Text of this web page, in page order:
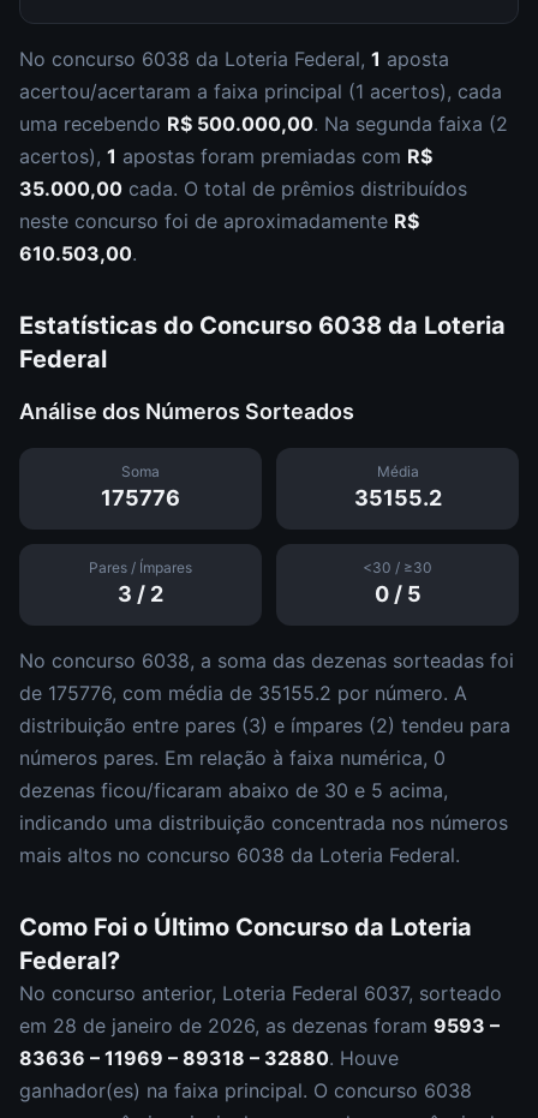
No concurso 6038 da Loteria Federal, 1 aposta
acertou/acertaram a faixa principal (1 acertos), cada
uma recebendo R$ 500.000,00. Na segunda faixa (2
acertos), 1 apostas foram premiadas com R$
35.000,00 cada. O total de prêmios distribuídos
neste concurso foi de aproximadamente R$
610.503,00.
Estatísticas do Concurso 6038 da Loteria
Federal
Análise dos Números Sorteados
Soma
175776
Média
35155.2
Pares / Ímpares
3 / 2
<30 / ≥30
0/ 5
No concurso 6038, a soma das dezenas sorteadas foi
de 175776, com média de 35155.2 por número. A
distribuição entre pares (3) e ímpares (2) tendeu para
números pares. Em relação à faixa numérica, 0
dezenas ficou/ficaram abaixo de 30 e 5 acima,
indicando uma distribuição concentrada nos números
mais altos no concurso 6038 da Loteria Federal.
Como Foi o Último Concurso da Loteria
Federal?
No concurso anterior, Loteria Federal 6037, sorteado
em 28 de janeiro de 2026, as dezenas foram 9593 –
83636 – 11969 – 89318 – 32880. Houve
ganhador(es) na faixa principal. O concurso 6038